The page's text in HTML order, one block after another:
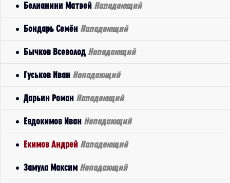
Белианини Матвей Нападающий
Бондарь Семён Нападающий
Бычков Всеволод Нападающий
Гуськов Иван Нападающий
Дарьин Роман Нападающий
Евдокимов Иван Нападающий
Екимов Андрей Нападающий
Замула Максим Нападающий